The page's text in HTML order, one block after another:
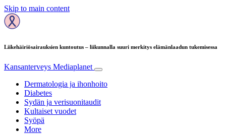
Skip to main content
Liikehäiriösairauksien kuntoutus – liikunnalla suuri merkitys elämänlaadun tukemisessa
Kansanterveys Mediaplanet
Dermatologia ja ihonhoito
Diabetes
Sydän ja verisuonitaudit
Kultaiset vuodet
Syöpä
More